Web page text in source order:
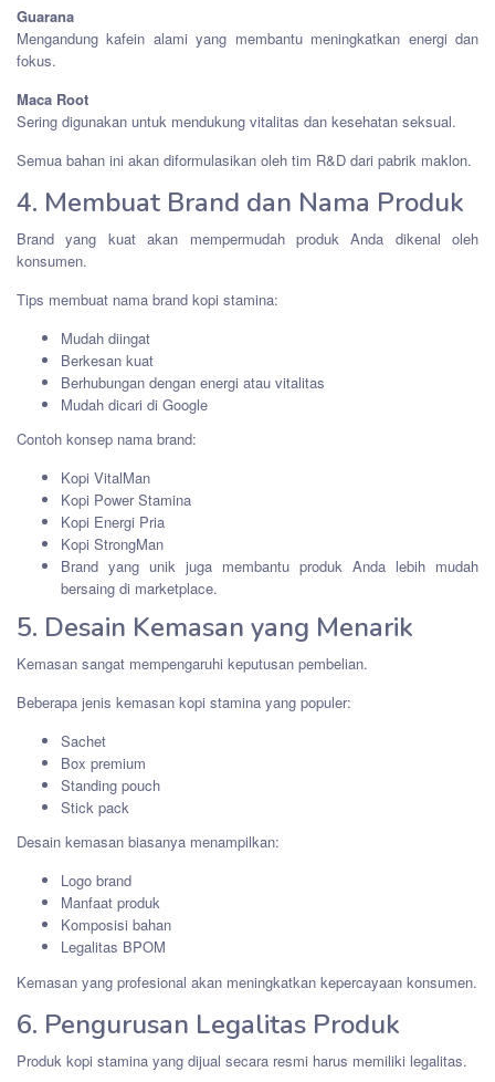
Guarana
Mengandung kafein alami yang membantu meningkatkan energi dan
fokus.
Maca Root
Sering digunakan untuk mendukung vitalitas dan kesehatan seksual.
Semua bahan ini akan diformulasikan oleh tim R&D dari pabrik maklon.
4. Membuat Brand dan Nama Produk
Brand yang kuat akan mempermudah produk Anda dikenal oleh
konsumen.
Tips membuat nama brand kopi stamina:
Mudah diingat
Berkesan kuat
Berhubungan dengan energi atau vitalitas
Mudah dicari di Google
Contoh konsep nama brand:
Kopi VitalMan
Kopi Power Stamina
Kopi Energi Pria
Kopi StrongMan
Brand yang unik juga membantu produk Anda lebih mudah
bersaing di marketplace.
5. Desain Kemasan yang Menarik
Kemasan sangat mempengaruhi keputusan pembelian.
Beberapa jenis kemasan kopi stamina yang populer:
Sachet
Box premium
Standing pouch
Stick pack
Desain kemasan biasanya menampilkan:
Logo brand
Manfaat produk
Komposisi bahan
Legalitas BPOM
Kemasan yang profesional akan meningkatkan kepercayaan konsumen.
6. Pengurusan Legalitas Produk
Produk kopi stamina yang dijual secara resmi harus memiliki legalitas.